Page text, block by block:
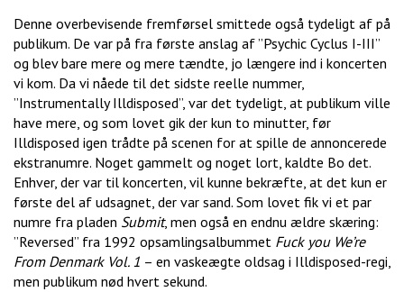
Denne overbevisende fremførsel smittede også tydeligt af på
publikum. De var på fra første anslag af ”Psychic Cyclus I-III”
og blev bare mere og mere tændte, jo længere ind i koncerten
vi kom. Da vi nåede til det sidste reelle nummer,
”Instrumentally Illdisposed”, var det tydeligt, at publikum ville
have mere, og som lovet gik der kun to minutter, før
Illdisposed igen trådte på scenen for at spille de annoncerede
ekstranumre. Noget gammelt og noget lort, kaldte Bo det.
Enhver, der var til koncerten, vil kunne bekræfte, at det kun er
første del af udsagnet, der var sand. Som lovet fik vi et par
numre fra pladen Submit, men også en endnu ældre skæring:
”Reversed” fra 1992 opsamlingsalbummet Fuck you We’re
From Denmark Vol. 1 – en vaskeægte oldsag i Illdisposed-regi,
men publikum nød hvert sekund.